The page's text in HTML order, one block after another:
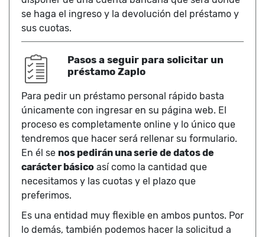
se haga el ingreso y la devolución del préstamo y
sus cuotas.
Pasos a seguir para solicitar un
préstamo Zaplo
Para pedir un préstamo personal rápido basta
únicamente con ingresar en su página web. El
proceso es completamente online y lo único que
tendremos que hacer será rellenar su formulario.
En él se nos pedirán una serie de datos de
carácter básico así como la cantidad que
necesitamos y las cuotas y el plazo que
preferimos.
Es una entidad muy flexible en ambos puntos. Por
lo demás, también podemos hacer la solicitud a